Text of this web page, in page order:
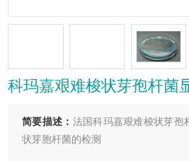
科玛嘉艰难梭状芽孢杆菌
简要描述： 法国科玛嘉艰难梭状芽孢
状芽胞杆菌的检测